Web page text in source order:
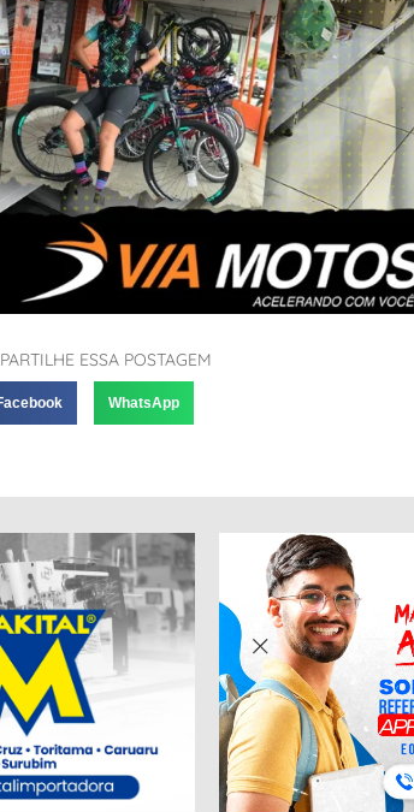
ESSA POSTAGEM
WhatsApp